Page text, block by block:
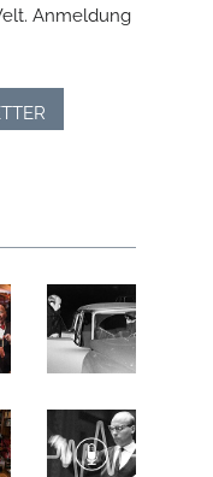
Anmeldung